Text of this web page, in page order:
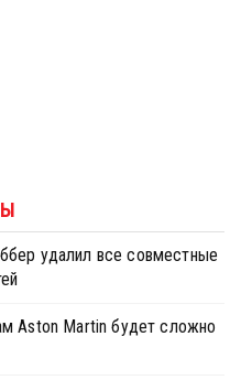
удалил все совместные
Aston Martin будет сложно